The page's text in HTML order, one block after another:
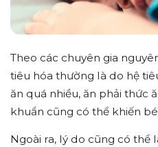
Theo các chuyên gia
tiêu hóa thường là do hệ
ăn quá nhiều, ăn phải thức
khuẩn cũng có thể khiến
Ngoài ra, lý do cũng có thể